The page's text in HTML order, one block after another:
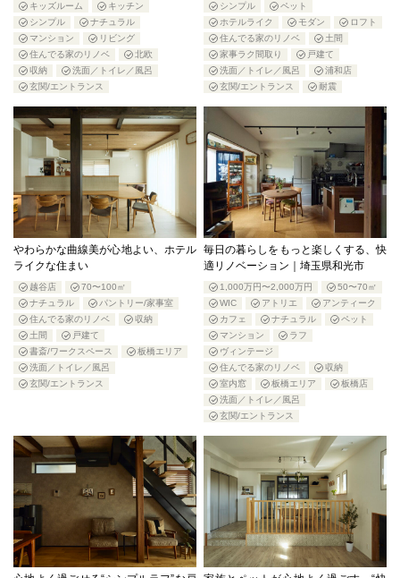
キッズルーム
キッチン
シンプル
ナチュラル
マンション
リビング
住んでる家のリノベ
北欧
収納
洗面／トイレ／風呂
玄関/エントランス
シンプル
ペット
ホテルライク
モダン
ロフト
住んでる家のリノベ
土間
家事ラク間取り
戸建て
洗面／トイレ／風呂
浦和店
玄関/エントランス
耐震
やわらかな曲線美が心地よい、ホテル
ライクな住まい
越谷店
70〜100㎡
ナチュラル
パントリー/家事室
住んでる家のリノベ
収納
土間
戸建て
書斎/ワークスペース
板橋エリア
洗面／トイレ／風呂
玄関/エントランス
毎日の暮らしをもっと楽しくする、快
適リノベーション｜埼玉県和光市
1,000万円〜2,000万円
50〜70㎡
WIC
アトリエ
アンティーク
カフェ
ナチュラル
ペット
マンション
ラフ
ヴィンテージ
住んでる家のリノベ
収納
室内窓
板橋エリア
板橋店
洗面／トイレ／風呂
玄関/エントランス